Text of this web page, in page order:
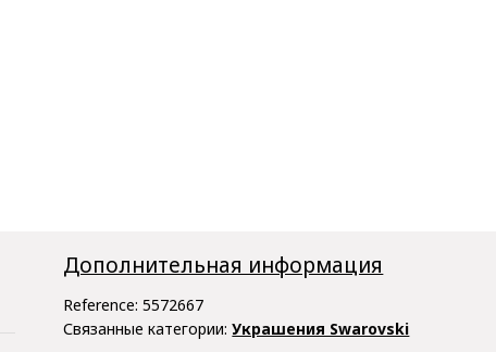
Дополнительная информация
Reference:5572667
Связанные категории:Украшения Swarovski